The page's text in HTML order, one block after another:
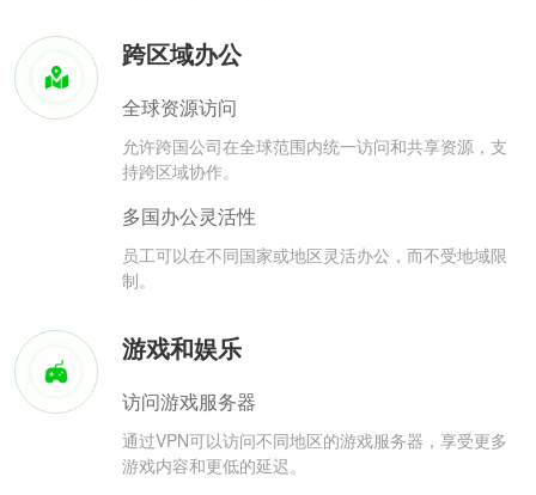
跨区域办公
全球资源访问
允许跨国公司在全球范围内统一访问和共享资源，支
持跨区域协作。
多国办公灵活性
员工可以在不同国家或地区灵活办公，而不受地域限
制。
游戏和娱乐
访问游戏服务器
通过VPN可以访问不同地区的游戏服务器，享受更多
游戏内容和更低的延迟。